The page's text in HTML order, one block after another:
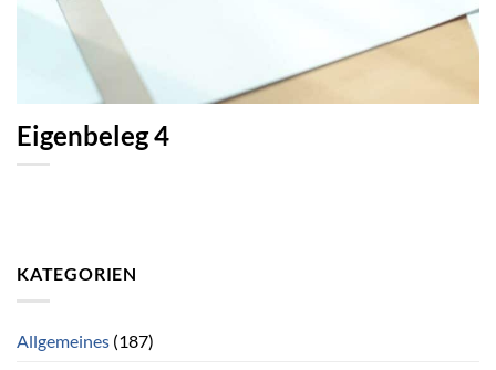
Eigenbeleg 4
KATEGORIEN
Allgemeines (187)